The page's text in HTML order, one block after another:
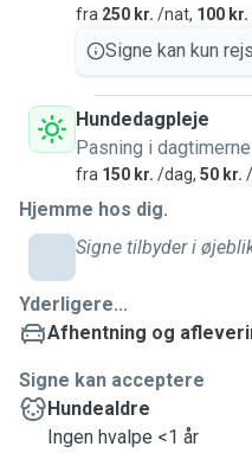
fra 250 kr. /nat, 100 kr.
Signe kan kun
Hundedagpleje
Pasning i
fra 150 kr. /dag, 50 kr.
Hjemme hos dig.
Signe tilbyder i
Yderligere...
Afhentning og
Signe kan acceptere
Hundealdre
Ingen hvalpe <1 år